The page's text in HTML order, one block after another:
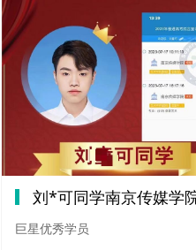
刘*可同学南京传媒学
巨星优秀学员